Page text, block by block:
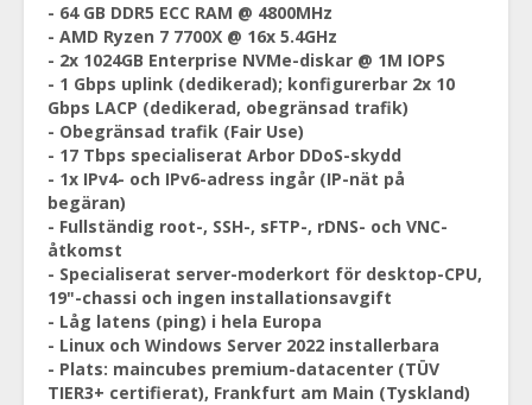
- 64 GB DDR5 ECC RAM @ 4800MHz
- AMD Ryzen 7 7700X @ 16x 5.4GHz
- 2x 1024GB Enterprise NVMe-diskar @ 1M IOPS
- 1 Gbps uplink (dedikerad); konfigurerbar 2x 10
Gbps LACP (dedikerad, obegränsad trafik)
- Obegränsad trafik (Fair Use)
- 17 Tbps specialiserat Arbor DDoS-skydd
- 1x IPv4- och IPv6-adress ingår (IP-nät på
begäran)
- Fullständig root-, SSH-, sFTP-, rDNS- och VNC-
åtkomst
- Specialiserat server-moderkort för desktop-CPU,
19"-chassi och ingen installationsavgift
- Låg latens (ping) i hela Europa
- Linux och Windows Server 2022 installerbara
- Plats: maincubes premium-datacenter (TÜV
TIER3+ certifierat), Frankfurt am Main (Tyskland)